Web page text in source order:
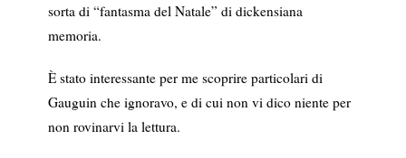
sorta di “fantasma del Natale” di dickensiana
memoria.
È stato interessante per me scoprire particolari di
Gauguin che ignoravo, e di cui non vi dico niente per
non rovinarvi la lettura.